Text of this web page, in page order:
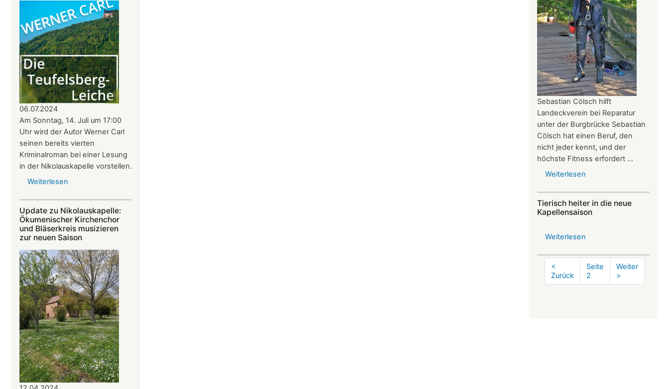
11.
August
–
Benefizkonzert
mit
den
Alphornbläsern
Südpfalz
06.07.2024
Am Sonntag, 14. Juli um 17:00
Uhr wird der Autor Werner Carl
seinen bereits vierten
Kriminalroman bei einer Lesung
in der Nikolauskapelle vorstellen.
Weiterlesen
mit
Werner
Carl
am
14.07.2024
in
der
Nikolauskapelle
Update zu Nikolauskapelle:
Ökumenischer Kirchenchor
und Bläserkreis musizieren
zur neuen Saison
Sebastian Cölsch hilft
Landeckverein bei Reparatur
unter der Burgbrücke Sebastian
Cölsch hat einen Beruf, den
nicht jeder kennt, und der
höchste Fitness erfordert ...
Weiterlesen
bei
Tierisch heiter in die neue
Kapellensaison
Weiterlesen
heiter
in
die
Seitennummerierung
Vorherige
Seite
<
Zurück
Seite
2
Nächste
Seite
Weiter
>